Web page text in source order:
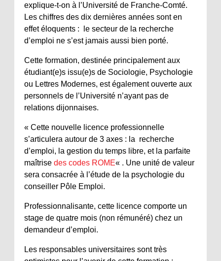
explique-t-on à l’Université de Franche-Comté.
Les chiffres des dix dernières années sont en
effet éloquents : le secteur de la recherche
d’emploi ne s’est jamais aussi bien porté.
Cette formation, destinée principalement aux
étudiant(e)s issu(e)s de Sociologie, Psychologie
ou Lettres Modernes, est également ouverte aux
personnels de l’Université n’ayant pas de
relations dijonnaises.
« Cette nouvelle licence professionnelle
s’articulera autour de 3 axes : la recherche
d’emploi, la gestion du temps libre, et la parfaite
maîtrise des codes ROME« . Une unité de valeur
sera consacrée à l’étude de la psychologie du
conseiller Pôle Emploi.
Professionnalisante, cette licence comporte un
stage de quatre mois (non rémunéré) chez un
demandeur d’emploi.
Les responsables universitaires sont très